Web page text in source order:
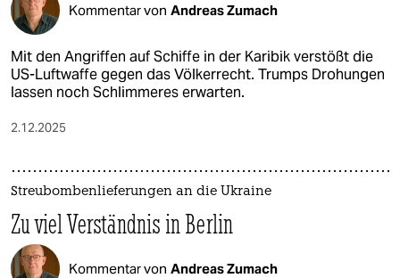
Kommentar von Andreas Zumach
Mit den Angriffen auf Schiffe in der Karibik verstößt die
US-Luftwaffe gegen das Völkerrecht. Trumps Drohungen
lassen noch Schlimmeres erwarten.
2.12.2025
Streubombenlieferungen an die Ukraine
Zu viel Verständnis in Berlin
Kommentar von Andreas Zumach